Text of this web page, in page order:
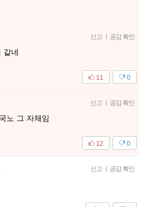
신고 | 공감 확인
같네
0
11
신고 | 공감 확인
노 그 자체임
0
12
신고 | 공감 확인